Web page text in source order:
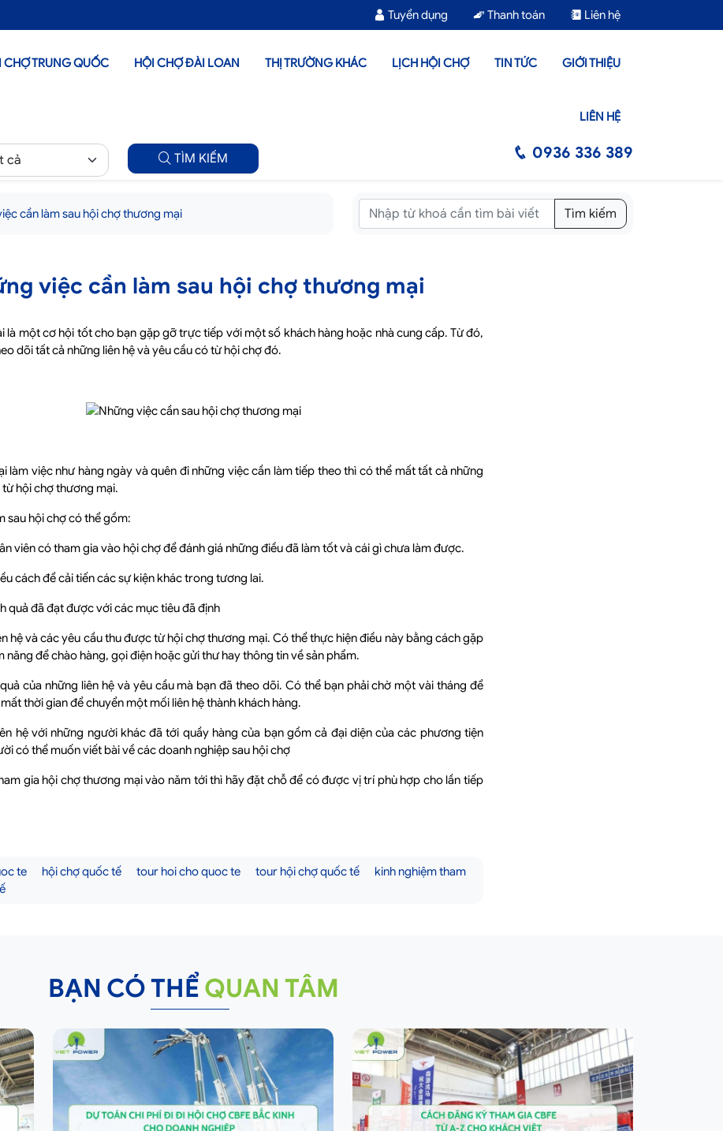
Tuyển dụng Thanh toán Liên hệ
CHỢ TRUNG QUỐC HỘI CHỢ ĐÀI LOAN THỊ TRƯỜNG KHÁC LỊCH HỘI CHỢ TIN TỨC GIỚI THIỆU
LIÊN HỆ
TÌM KIẾM 0936 336 389
cần làm sau hội chợ thương mại Tìm kiếm
việc cần làm sau hội chợ thương mại
là một cơ hội tốt cho bạn gặp gỡ trực tiếp với một số khách hàng hoặc nhà cung cấp. Từ đó,
dõi tất cả những liên hệ và yêu cầu có từ hội chợ đó.
làm việc như hàng ngày và quên đi những việc cần làm tiếp theo thì có thể mất tất cả những
hội chợ thương mại.
sau hội chợ có thể gồm:
viên có tham gia vào hội chợ để đánh giá những điều đã làm tốt và cái gì chưa làm được.
cách để cải tiến các sự kiện khác trong tương lai.
quả đã đạt được với các mục tiêu đã định
hệ và các yêu cầu thu được từ hội chợ thương mại. Có thể thực hiện điều này bằng cách gặp
năng để chào hàng, gọi điện hoặc gửi thư hay thông tin về sản phẩm.
của những liên hệ và yêu cầu mà bạn đã theo dõi. Có thể bạn phải chờ một vài tháng để
thời gian để chuyển một mối liên hệ thành khách hàng.
hệ với những người khác đã tới quầy hàng của bạn gồm cả đại diện của các phương tiện
có thể muốn viết bài về các doanh nghiệp sau hội chợ
gia hội chợ thương mại vào năm tới thì hãy đặt chỗ để có được vị trí phù hợp cho lần tiếp
te hội chợ quốc tế tour hoi cho quoc te tour hội chợ quốc tế
kinh nghiệm tham
BẠN CÓ THỂ QUAN TÂM